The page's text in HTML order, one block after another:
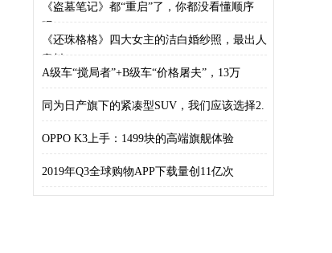
《盗墓笔记》都“重启”了，你都没看懂顺序
吗？
《还珠格格》四大女主的洁白婚纱照，最出人
意料
A级车“搅局者”+B级车“价格屠夫”，13万
同为日产旗下的紧凑型SUV，我们应该选择2.
OPPO K3上手：1499块的高端旗舰体验
2019年Q3全球购物APP下载量创11亿次